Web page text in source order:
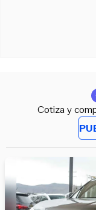
Cotiza y